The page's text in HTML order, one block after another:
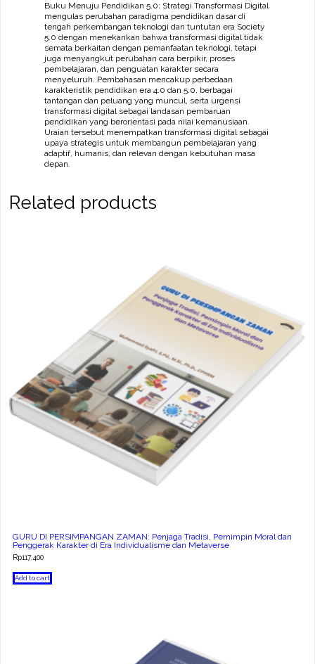
Buku Menuju Pendidikan 5.0: Strategi Transformasi Digital
mengulas perubahan paradigma pendidikan dasar di
tengah perkembangan teknologi dan tuntutan era Society
5.0 dengan menekankan bahwa transformasi digital tidak
semata berkaitan dengan pemanfaatan teknologi, tetapi
juga menyangkut perubahan cara berpikir, proses
pembelajaran, dan penguatan karakter secara
menyeluruh. Pembahasan mencakup perbedaan
karakteristik pendidikan era 4.0 dan 5.0, berbagai
tantangan dan peluang yang muncul, serta urgensi
transformasi digital sebagai landasan pembaruan
pendidikan yang berorientasi pada nilai kemanusiaan.
Uraian tersebut menempatkan transformasi digital sebagai
upaya strategis untuk membangun pembelajaran yang
adaptif, humanis, dan relevan dengan kebutuhan masa
depan.
Related products
GURU DI PERSIMPANGAN ZAMAN: Penjaga Tradisi, Pemimpin Moral dan
Penggerak Karakter di Era Individualisme dan Metaverse
Rp117.400
Add to cart